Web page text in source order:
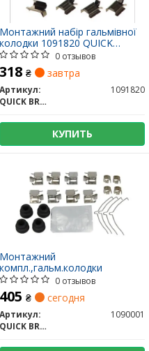
Монтажний набір гальмівної
колодки 1091820 QUICK
BRAKE
0 отзывов
318 ₴ завтра
Артикул:
1091820
QUICK BRAKE
КУПИТЬ
Монтажний
компл.,гальм.колодки
0 отзывов
405 ₴ сегодня
Артикул:
1090001
QUICK BRAKE